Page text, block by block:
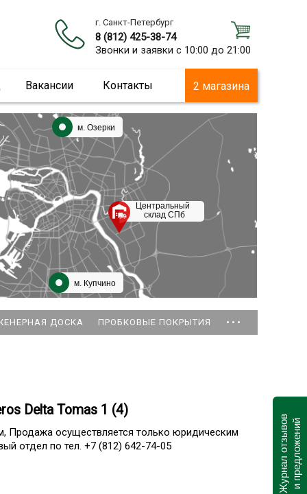
г. Санкт-Петербург
8 (812) 425-38-74
Звонки и заявки с 10:00 до 21:00
Вакансии Контакты 2 магазина
м. Озерки
м. Купчино
Центральный
склад СПб
ДОСКА ПРОБКОВЫЕ ПОКРЫТИЯ ...
Delta Tomas 1 (4)
Продажа осуществляется только юридическим
отдел по тел. +7 (812) 642-74-05
Журнал отзывови предложений